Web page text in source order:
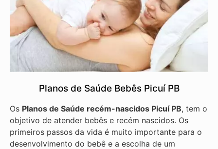
Planos de Saúde Bebês Picuí PB
Os Planos de Saúde recém-nascidos Picuí PB, tem o
objetivo de atender bebês e recém nascidos. Os
primeiros passos da vida é muito importante para o
desenvolvimento do bebê e a escolha de um